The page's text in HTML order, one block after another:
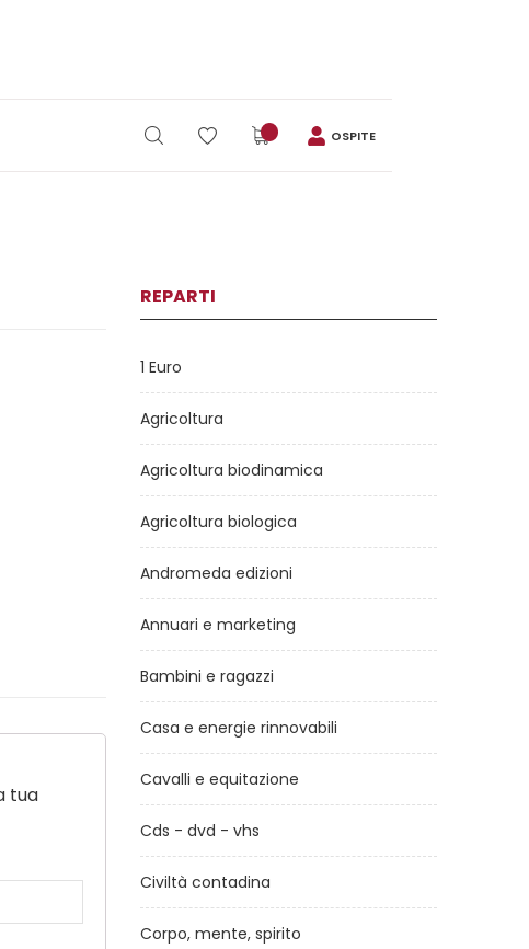
OSPITE
tua
REPARTI
1 Euro
Agricoltura
Agricoltura biodinamica
Agricoltura biologica
Andromeda edizioni
Annuari e marketing
Bambini e ragazzi
Casa e energie rinnovabili
Cavalli e equitazione
Cds - dvd - vhs
Civiltà contadina
Corpo, mente, spirito